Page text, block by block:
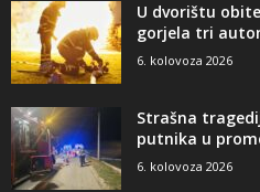
U dvorištu
gorjela tri
6. kolovoza 2026
Strašna
putnika u
6. kolovoza 2026